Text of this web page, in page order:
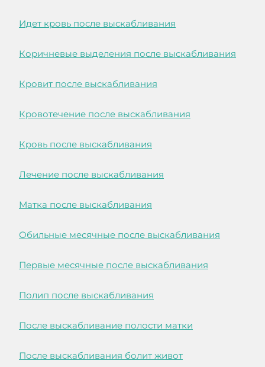
Идет кровь после выскабливания
Коричневые выделения после выскабливания
Кровит после выскабливания
Кровотечение после выскабливания
Кровь после выскабливания
Лечение после выскабливания
Матка после выскабливания
Обильные месячные после выскабливания
Первые месячные после выскабливания
Полип после выскабливания
После выскабливание полости матки
После выскабливания болит живот